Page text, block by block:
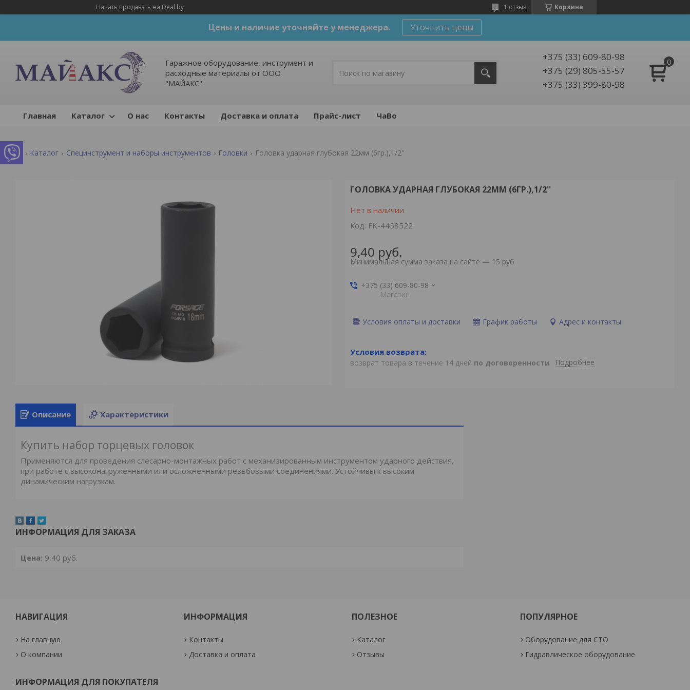
Начать продавать на Deal.by Корзина
1 отзыв
Цены и наличие уточняйте у менеджера. Уточнить цены
Гаражное оборудование, инструмент и
расходные материалы от ООО
"МАЙАКС"
+375 (33) 609-80-98
+375 (29) 805-55-57
+375 (33) 399-80-98
Главная Каталог О нас Контакты Доставка и оплата Прайс-лист ЧаВо
Каталог Специнструмент и наборы инструментов Головки Головка ударная глубокая 22мм (6гр.),1/2''
ГОЛОВКА УДАРНАЯ ГЛУБОКАЯ 22ММ (6ГР.),1/2''
Нет в наличии
Код: FK-4458522
9,40 руб.
Минимальная сумма заказа на сайте — 15 руб
+375 (33) 609-80-98
Магазин
Условия оплаты и доставки График работы Адрес и контакты
возврат товара в течение 14 дней по договоренности Подробнее
Описание Характеристики
Купить набор торцевых головок
Применяются для проведения слесарно-монтажных работ с механизированным инструментом ударного действия,
при работе с высоконагруженными или осложненными резьбовыми соединениями. Устойчивы к высоким
динамическим нагрузкам.
ИНФОРМАЦИЯ ДЛЯ ЗАКАЗА
Цена: 9,40 руб.
НАВИГАЦИЯ
На главную
О компании
ИНФОРМАЦИЯ
Контакты
Доставка и оплата
ПОЛЕЗНОЕ
Каталог
Отзывы
ПОПУЛЯРНОЕ
Оборудование для СТО
Гидравлическое оборудование
ИНФОРМАЦИЯ ДЛЯ ПОКУПАТЕЛЯ